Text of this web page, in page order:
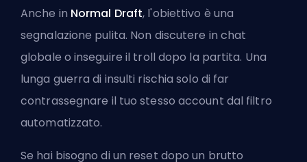
Anche in Normal Draft, l'obiettivo è una
segnalazione pulita. Non discutere in chat
globale o inseguire il troll dopo la partita. Una
lunga guerra di insulti rischia solo di far
contrassegnare il tuo stesso account dal filtro
automatizzato.
Se hai bisogno di un reset dopo un brutto